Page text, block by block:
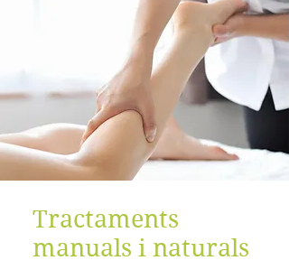
Tractaments
manuals i naturals